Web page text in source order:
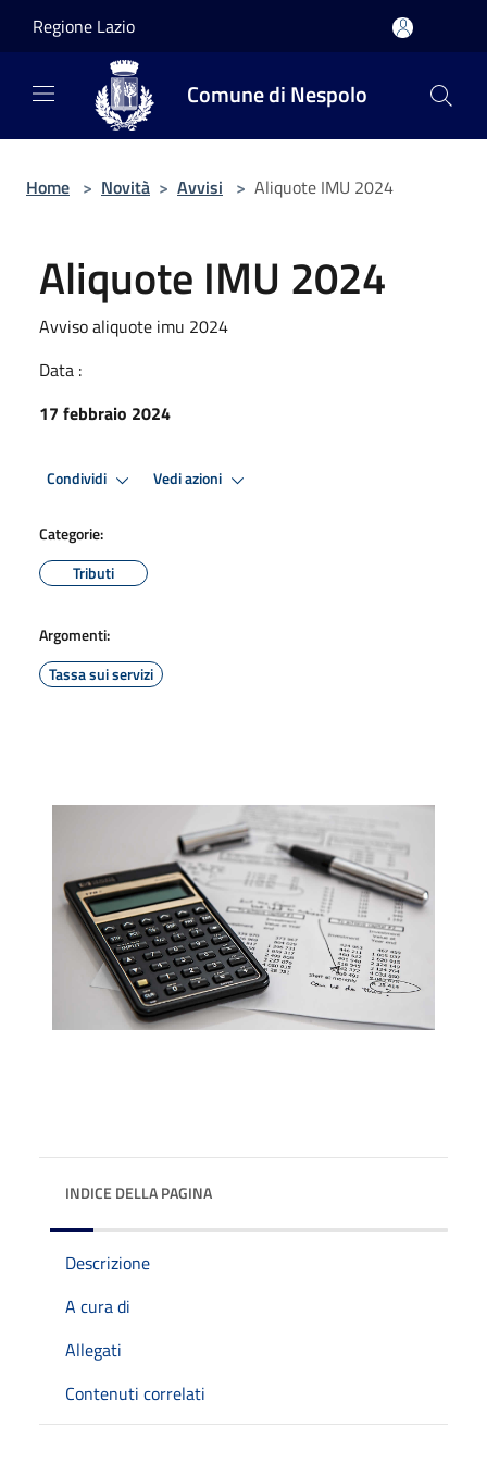
Regione Lazio
Comune di Nespolo
Home > Novità > Avvisi > Aliquote IMU 2024
Aliquote IMU 2024
Avviso aliquote imu 2024
Data :
17 febbraio 2024
Condividi Vedi azioni
Categorie:
Tributi
Argomenti:
Tassa sui servizi
INDICE DELLA PAGINA
Descrizione
A cura di
Allegati
Contenuti correlati